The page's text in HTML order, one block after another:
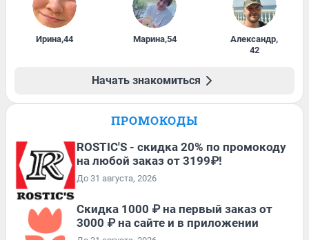
Ирина,44 Марина,54 Александр,
42
Начать знакомиться
ПРОМОКОДЫ
ROSTIC'S - скидка 20% по промокоду
на любой заказ от 3199₽!
До 31 августа, 2026
Скидка 1000 ₽ на первый заказ от
3000 ₽ на сайте и в приложении